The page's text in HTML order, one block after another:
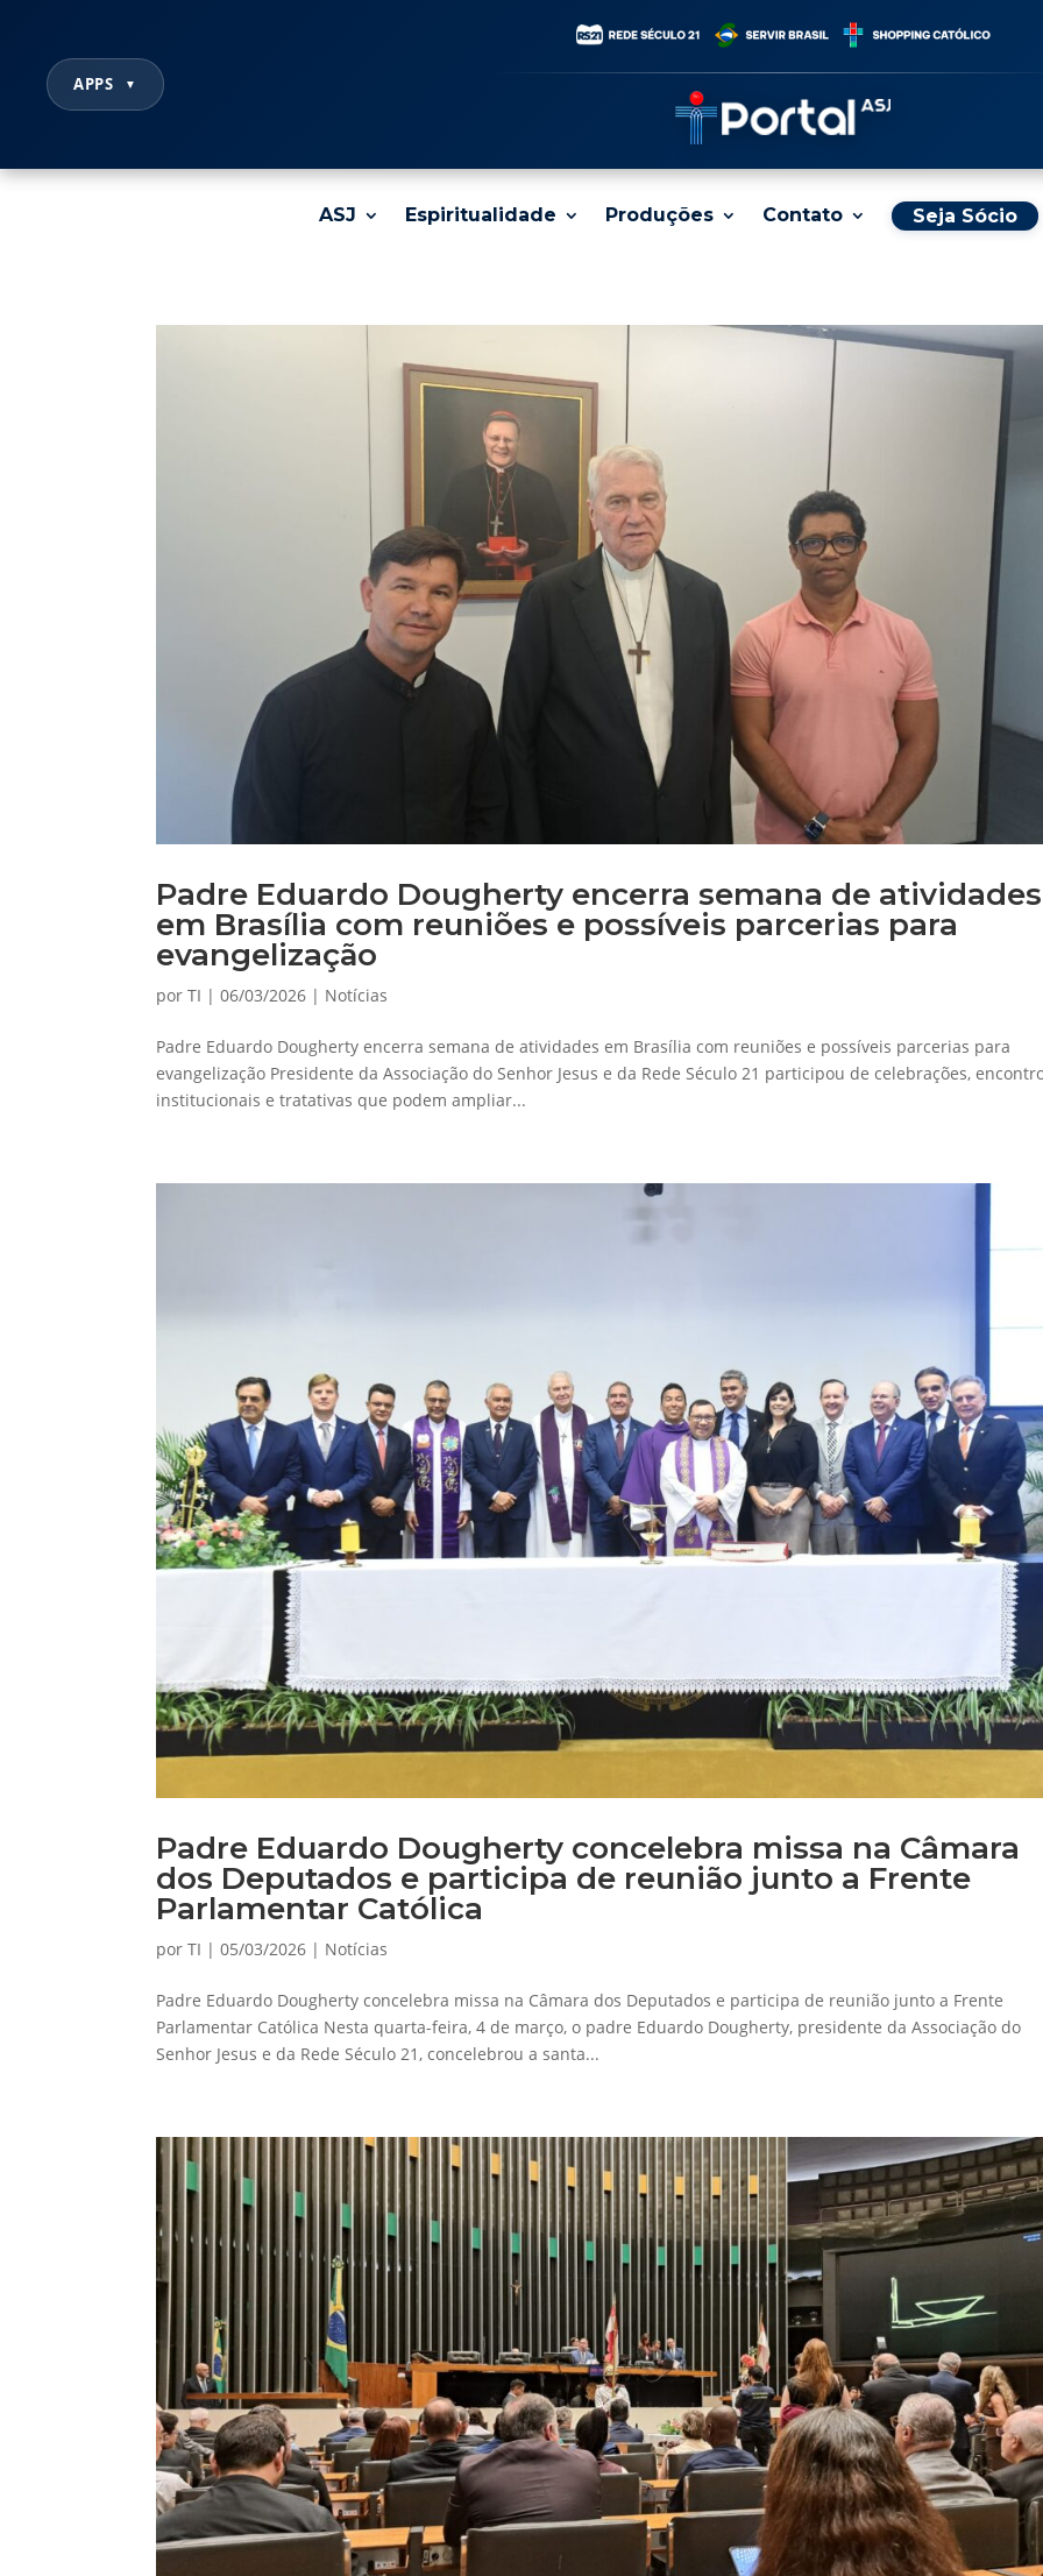
APPS ▼
ASJ Espiritualidade Produções Contato Seja Sócio
Padre Eduardo Dougherty encerra semana de atividades
em Brasília com reuniões e possíveis parcerias para
evangelização
porTI |06/03/2026 | Notícias
Padre Eduardo Dougherty encerra semana de atividades em Brasília com reuniões e possíveis parcerias para
evangelização Presidente da Associação do Senhor Jesus e da Rede Século 21 participou de celebrações,
institucionais e tratativas que podem ampliar...
Padre Eduardo Dougherty concelebra missa na Câmara
dos Deputados e participa de reunião junto a Frente
Parlamentar Católica
porTI |05/03/2026 | Notícias
Padre Eduardo Dougherty concelebra missa na Câmara dos Deputados e participa de reunião junto a Frente
Parlamentar Católica Nesta quarta-feira, 4 de março, o padre Eduardo Dougherty, presidente da Associação do
Senhor Jesus e da Rede Século 21, concelebrou a santa...